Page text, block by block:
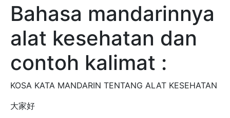
Bahasa mandarinnya
alat kesehatan dan
contoh kalimat :
KOSA KATA MANDARIN TENTANG ALAT KESEHATAN
大家好